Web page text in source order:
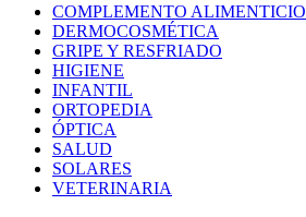
COMPLEMENTO ALIMENTICIO
DERMOCOSMÉTICA
GRIPE Y RESFRIADO
HIGIENE
INFANTIL
ORTOPEDIA
ÓPTICA
SALUD
SOLARES
VETERINARIA